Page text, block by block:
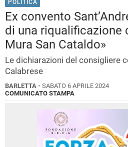
POLITICA
Ex convento
di una riqualificazione
Mura San Cataldo»
Le dichiarazioni del consigliere
Calabrese
BARLETTA - SABATO 6 APRILE 2024
COMUNICATO STAMPA